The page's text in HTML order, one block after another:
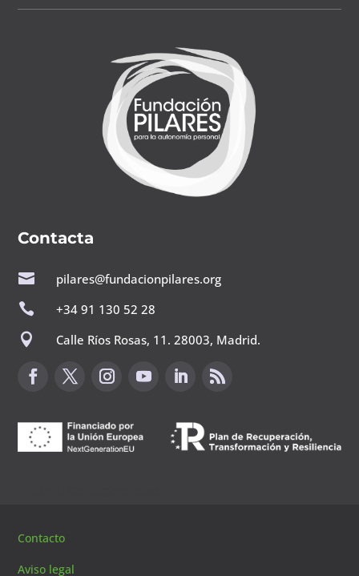
Contacta

pilares@fundacionpilares.org

+34 91 130 52 28

Calle Ríos Rosas, 11. 28003, Madrid.
Contacto
Aviso legal